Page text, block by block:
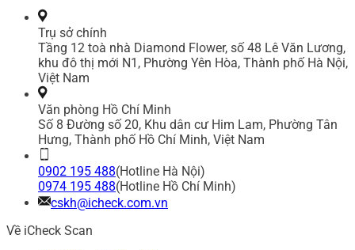
Trụ sở chính
Tầng 12 toà nhà Diamond Flower, số 48 Lê Văn Lương,
khu đô thị mới N1, Phường Yên Hòa, Thành phố Hà Nội,
Việt Nam
Văn phòng Hồ Chí Minh
Số 8 Đường số 20, Khu dân cư Him Lam, Phường Tân
Hưng, Thành phố Hồ Chí Minh, Việt Nam
0902 195 488(Hotline Hà Nội)
0974 195 488(Hotline Hồ Chí Minh)
cskh@icheck.com.vn
Về iCheck Scan